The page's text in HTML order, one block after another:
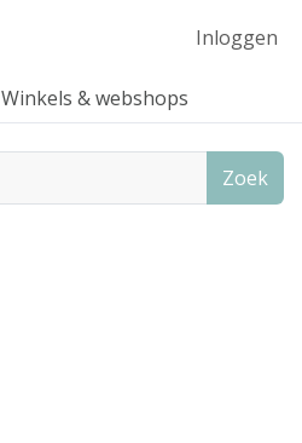
Inloggen
Winkels & webshops
Zoek